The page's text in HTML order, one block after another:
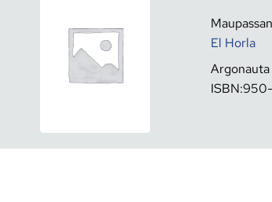
El Horla
Argonauta
ISBN: